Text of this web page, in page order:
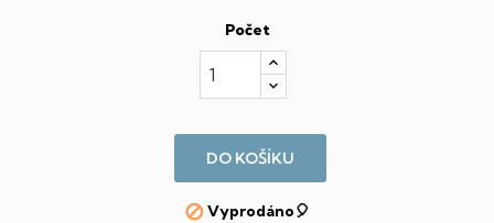
Počet
DO KOŠÍKU
Vyprodáno🎈